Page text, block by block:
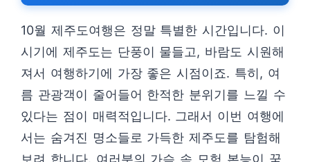
10월 제주도여행은 정말 특별한 시간입니다. 이
시기에 제주도는 단풍이 물들고, 바람도 시원해
져서 여행하기에 가장 좋은 시점이죠. 특히, 여
름 관광객이 줄어들어 한적한 분위기를 느낄 수
있다는 점이 매력적입니다. 그래서 이번 여행에
서는 숨겨진 명소들로 가득한 제주도를 탐험해
보려 합니다. 여러분의 가슴 속 모험 본능이 꿈